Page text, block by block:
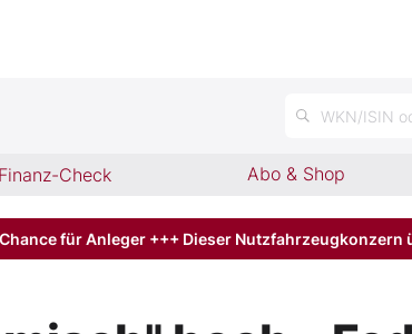
WKN/ISIN
Finanz-Check Abo & Shop
für Anleger +++ Dieser Nutzfahrzeugkonzern